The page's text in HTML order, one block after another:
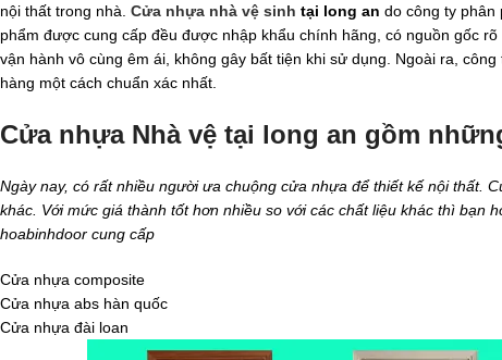
nội thất trong nhà. Cửa nhựa nhà vệ sinh tại long an do công ty phân
phẩm được cung cấp đều được nhập khẩu chính hãng, có nguồn gốc
vận hành vô cùng êm ái, không gây bất tiện khi sử dụng. Ngoài ra,
hàng một cách chuẩn xác nhất.
Cửa nhựa Nhà vệ tại long an gồm
Ngày nay, có rất nhiều người ưa chuộng cửa nhựa để thiết kế nội thất.
khác. Với mức giá thành tốt hơn nhiều so với các chất liệu khác thì
hoabinhdoor cung cấp
Cửa nhựa composite
Cửa nhựa abs hàn quốc
Cửa nhựa đài loan